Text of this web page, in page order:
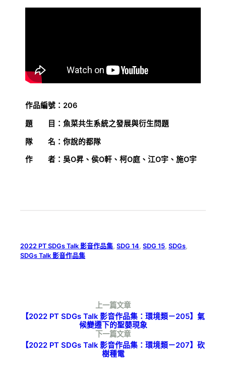
作品編號：206
題 目：魚菜共生系統之發展與衍生問題
隊 名：你說的都隊
作 者：吳O昇、侯O軒、柯O庭、江O宇、施O宇
2022 PT SDGs Talk 影音作品集 , SDG 14 , SDG 15 , SDGs
SDGs Talk 影音作品集
上一篇文章
【2022 PT SDGs Talk 影音作品集：環境類－205】氣
候變遷下的聖嬰現象
下一篇文章
【2022 PT SDGs Talk 影音作品集：環境類－207】砍
樹種電